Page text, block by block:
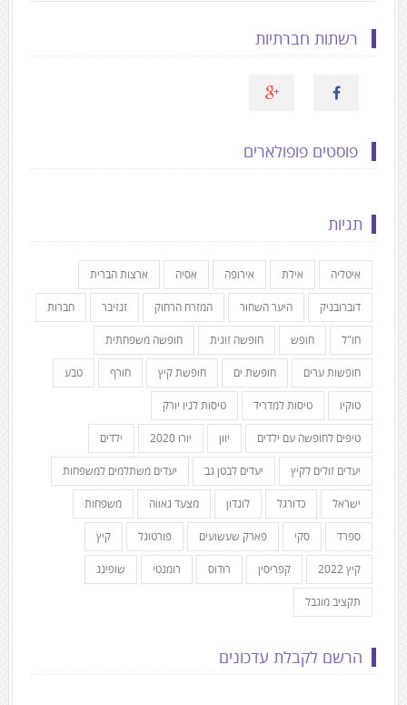
רשתות חברתיות
פוסטים פופולארים
תגיות
איטליה אילת אירופה אסיה ארצות הברית
דוברובניק היער השחור המזרח הרחוק זנזיבר חברות
חו"ל חופש חופשה זוגית חופשה משפחתית
חופשות ערים חופשת ים חופשת קיץ חורף טבע
טוקיו טיסות למדריד טיסות לניו יורק
טיפים לחופשה עם ילדים יוון יורו 2020 ילדים
יעדים זולים לקיץ יעדים לבטן גב יעדים משתלמים למשפחות
ישראל כדורגל לונדון מצעד גאווה משפחות
ספרד סקי פארק שעשועים פורטוגל קיץ
קיץ 2022 קפריסין רודוס רומנטי שופינג
תקציב מוגבל
הרשם לקבלת עדכונים